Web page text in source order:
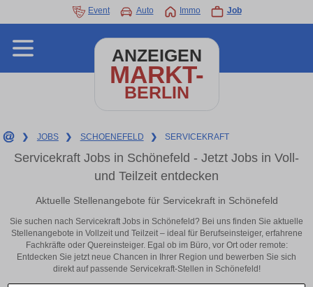
Event Auto Immo Job
ANZEIGEN
MARKT-
BERLIN
❯ JOBS ❯ SCHOENEFELD ❯ SERVICEKRAFT
Servicekraft Jobs in Schönefeld - Jetzt Jobs in Voll-
und Teilzeit entdecken
Aktuelle Stellenangebote für Servicekraft in Schönefeld
Sie suchen nach Servicekraft Jobs in Schönefeld? Bei uns finden Sie aktuelle
Stellenangebote in Vollzeit und Teilzeit – ideal für Berufseinsteiger, erfahrene
Fachkräfte oder Quereinsteiger. Egal ob im Büro, vor Ort oder remote:
Entdecken Sie jetzt neue Chancen in Ihrer Region und bewerben Sie sich
direkt auf passende Servicekraft-Stellen in Schönefeld!